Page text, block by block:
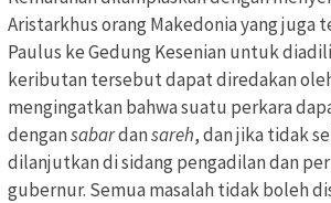
Aristarkhus orang Makedonia yang juga
Paulus ke Gedung Kesenian untuk
keributan tersebut dapat diredakan
mengingatkan bahwa suatu perkara
dengansabardansareh, dan jika tidak
dilanjutkan di sidang pengadilan dan
gubernur. Semua masalah tidak boleh